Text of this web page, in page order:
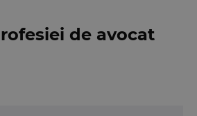
de avocat